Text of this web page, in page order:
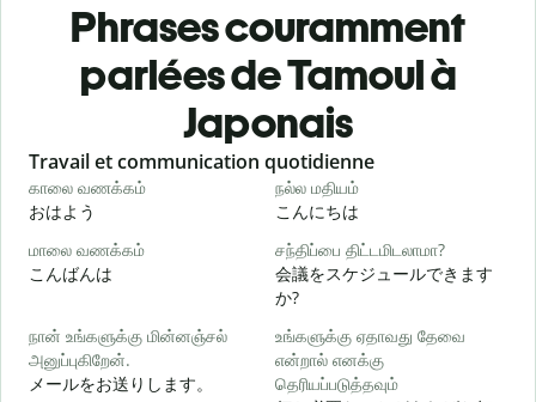
Phrases couramment
parlées de Tamoul à
Japonais
Slide 1 of 6
Travail et communication quotidienne
காலை வணக்கம்
おはよう
நல்ல மதியம்
こんにちは
மாலை வணக்கம்
こんばんは
சந்திப்பை திட்டமிடலாமா?
会議をスケジュールできます
か?
நான் உங்களுக்கு மின்னஞ்சல்
அனுப்புகிறேன்.
メールをお送りします。
உங்களுக்கு ஏதாவது தேவை
என்றால் எனக்கு
தெரியப்படுத்தவும்